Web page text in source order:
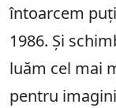
întoarcem
1986. Și
luăm cel mai
pentru